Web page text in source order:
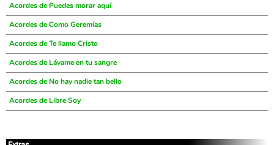
Acordes de Puedes morar aquí
Acordes de Como Geremías
Acordes de Te llamo Cristo
Acordes de Lávame en tu sangre
Acordes de No hay nadie tan bello
Acordes de Libre Soy